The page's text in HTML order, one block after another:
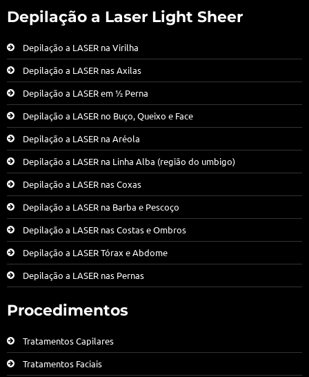
Depilação a Laser Light Sheer
Depilação a LASER na Virilha
Depilação a LASER nas Axilas
Depilação a LASER em ½ Perna
Depilação a LASER no Buço, Queixo e Face
Depilação a LASER na Aréola
Depilação a LASER na Linha Alba (região do umbigo)
Depilação a LASER nas Coxas
Depilação a LASER na Barba e Pescoço
Depilação a LASER nas Costas e Ombros
Depilação a LASER Tórax e Abdome
Depilação a LASER nas Pernas
Procedimentos
Tratamentos Capilares
Tratamentos Faciais